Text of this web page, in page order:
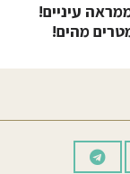
עיניים!